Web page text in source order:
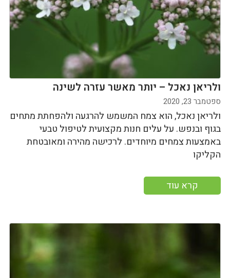
ולריאן נאכל – יותר מאשר עזרה לשינה
ספטמבר 23, 2020
ולריאן נאכל, הוא צמח המשמש להרגעה ולהפחתת מתחים
בגוף ובנפש. על עלים חנות מקצועית לטיפול טבעי
באמצעות צמחים מיוחדים. לרכישה מהירה ומאובטחת
הקליקו
קרא עוד